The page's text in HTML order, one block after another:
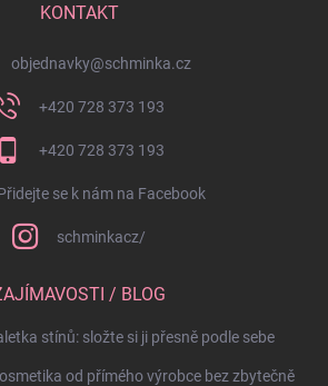
KONTAKT
objednavky@schminka.cz
+420 728 373 193
+420 728 373 193
se k nám na Facebook
schminkacz/
/ BLOG
stínů: složte si ji přesně podle sebe
od přímého výrobce bez zbytečně